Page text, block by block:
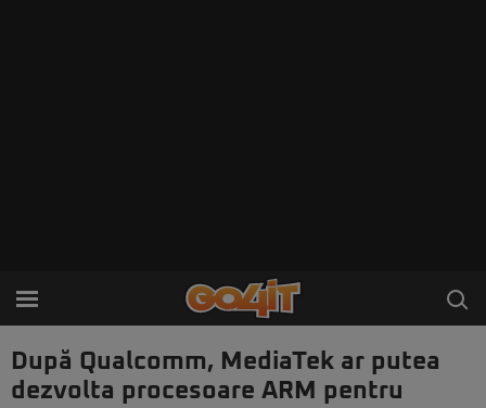
După Qualcomm, MediaTek ar putea
dezvolta procesoare ARM pentru